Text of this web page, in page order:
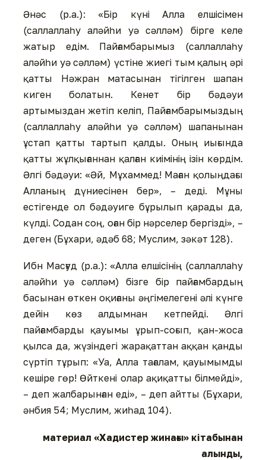
Әнәс (р.а.): «Бір күні Алла елшісімен
(саллаллаһу аләйһи уә сәлләм) бірге келе
жатыр едім. Пайғамбарымыз (саллаллаһу
аләйһи уә сәлләм) үстіне жиегі тым қалың әрі
қатты Нәжран матасынан тігілген шапан
киген болатын. Кенет бір бәдәуи
артымыздан жетіп келіп, Пайғамбарымыздың
(саллаллаһу аләйһи уә сәлләм) шапанынан
ұстап қатты тартып қалды. Оның иығында
қатты жұлқығаннан қалған киімінің ізін көрдім.
Әлгі бәдәуи: «Әй, Мұхаммед! Маған қолыңдағы
Алланың дүниесінен бер», – деді. Мұны
естігенде ол бәдәуиге бұрылып қарады да,
күлді. Содан соң, оған бір нәрселер бергізді», –
деген (Бұхари, әдәб 68; Муслим, зәкәт 128).
Ибн Масғуд (р.а.): «Алла елшісінің (саллаллаһу
аләйһи уә сәлләм) бізге бір пайғамбардың
басынан өткен оқиғаны әңгімелегені әлі күнге
дейін көз алдымнан кетпейді. Әлгі
пайғамбарды қауымы ұрып-соғып, қан-жоса
қылса да, жүзіндегі жарақаттан аққан қанды
сүртіп тұрып: «Уа, Алла тағалам, қауымымды
кешіре гөр! Өйткені олар ақиқатты білмейді»,
– деп жалбарынған еді», – деп айтты (Бұхари,
әнбия 54; Муслим, жиһад 104).
материал «Хадистер жинағы» кітабынан
алынды,